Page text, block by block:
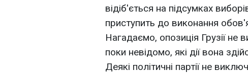
відіб'ється на підсумках
приступить до виконання
Нагадаємо, опозиція Грузії не
поки невідомо, які дії вона
Деякі політичні партії не